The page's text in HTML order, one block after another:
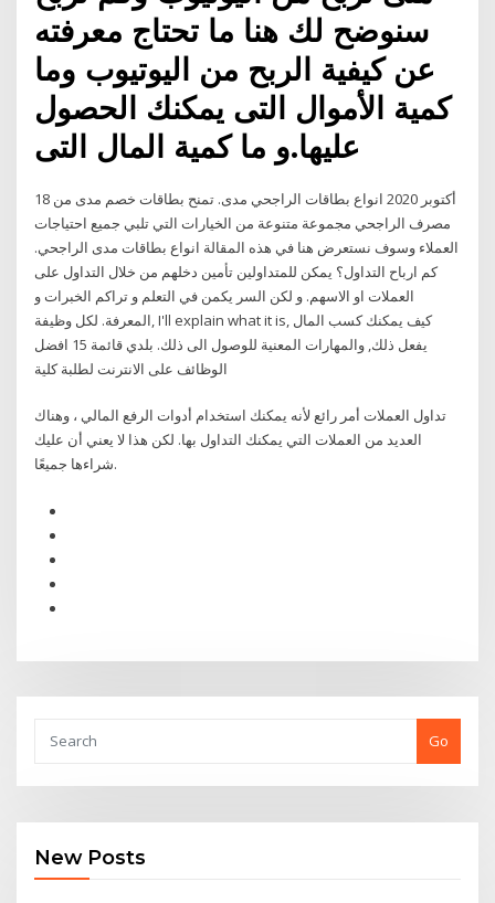
سنوضح لك هنا ما تحتاج معرفته
عن كيفية الربح من اليوتيوب وما
كمية الأموال التى يمكنك الحصول
عليها.و ما كمية المال التى
18 أكتوبر 2020 انواع بطاقات الراجحي مدى. تمنح بطاقات خصم مدى من
مصرف الراجحي مجموعة متنوعة من الخيارات التي تلبي جميع احتياجات
العملاء وسوف نستعرض هنا في هذه المقالة انواع بطاقات مدى الراجحي.
كم ارباح التداول؟ يمكن للمتداولين تأمين دخلهم من خلال التداول على
العملات او الاسهم. و لكن السر يكمن في التعلم و تراكم الخبرات و
المعرفة. لكل وظيفة, I'll explain what it is, كيف يمكنك كسب المال
يفعل ذلك, والمهارات المعنية للوصول الى ذلك. بلدي قائمة 15 افضل
الوظائف على الانترنت لطلبة كلية
تداول العملات أمر رائع لأنه يمكنك استخدام أدوات الرفع المالي ، وهناك
العديد من العملات التي يمكنك التداول بها. لكن هذا لا يعني أن عليك
شراءها جميعًا.
Go
New Posts